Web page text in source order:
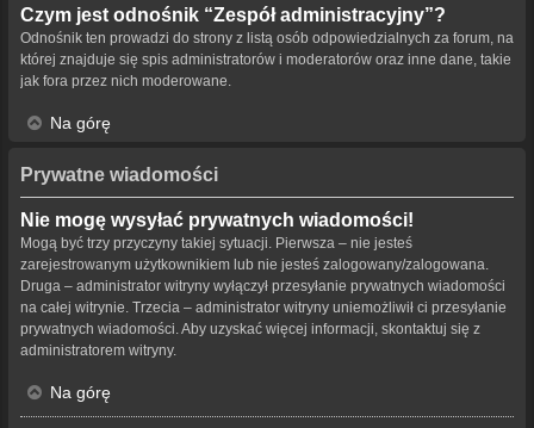
Czym jest odnośnik “Zespół administracyjny”?
Odnośnik ten prowadzi do strony z listą osób odpowiedzialnych za forum, na
której znajduje się spis administratorów i moderatorów oraz inne dane, takie
jak fora przez nich moderowane.
Na górę
Prywatne wiadomości
Nie mogę wysyłać prywatnych wiadomości!
Mogą być trzy przyczyny takiej sytuacji. Pierwsza – nie jesteś
zarejestrowanym użytkownikiem lub nie jesteś zalogowany/zalogowana.
Druga – administrator witryny wyłączył przesyłanie prywatnych wiadomości
na całej witrynie. Trzecia – administrator witryny uniemożliwił ci przesyłanie
prywatnych wiadomości. Aby uzyskać więcej informacji, skontaktuj się z
administratorem witryny.
Na górę